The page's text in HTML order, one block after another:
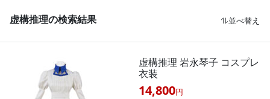
虚構推理の検索結果 並べ替え
虚構推理 岩永琴子 コスプレ
衣装
14,800円